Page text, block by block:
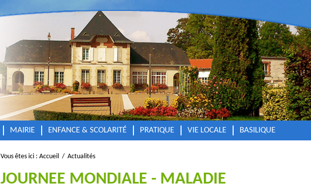
MAIRIE ENFANCE & SCOLARITÉ PRATIQUE VIE LOCALE BASILIQUE
Vous êtes ici : Accueil / Actualités
JOURNEE MONDIALE - MALADIE